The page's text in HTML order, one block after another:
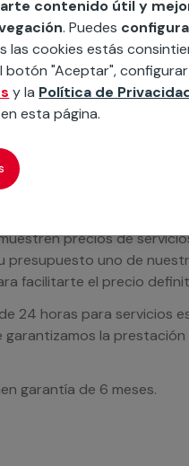
servicio a medida
electrodomésticos, etc.
precios de
presupuesto uno de
facilitarte el precio
24 horas para servicios
la
garantía de 6 meses.
contenido útil y
. Puedes
las cookies estás
botón "Aceptar",
y la Política de
esta página.